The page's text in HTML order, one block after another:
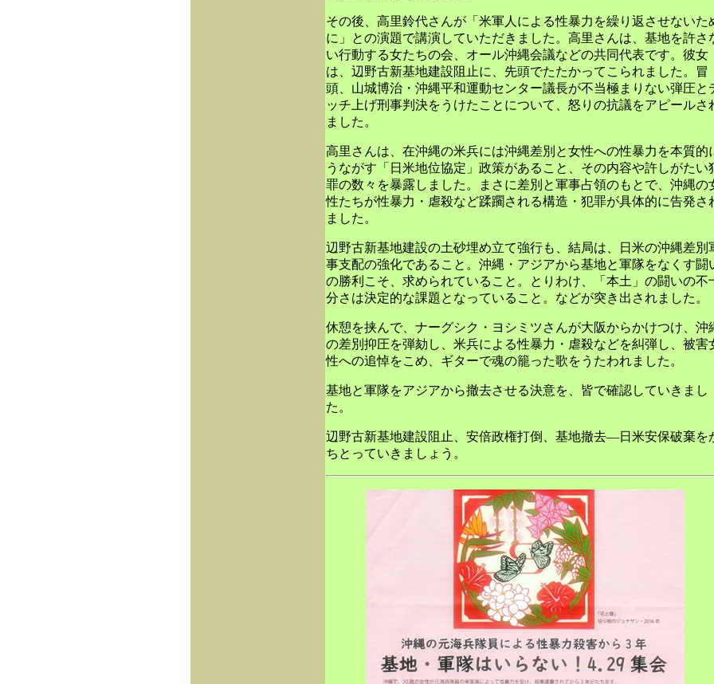
その後、高里鈴代さんが「米軍人による性暴力を繰り返させないた
に」との演題で講演していただきました。高里さんは、基地を許さ
い行動する女たちの会、オール沖縄会議などの共同代表です。彼女
は、辺野古新基地建設阻止に、先頭でたたかってこられました。冒
頭、山城博治・沖縄平和運動センター議長が不当極まりない弾圧と
ッチ上げ刑事判決をうけたことについて、怒りの抗議をアピールさ
ました。
高里さんは、在沖縄の米兵には沖縄差別と女性への性暴力を本質的
うながす「日米地位協定」政策があること、その内容や許しがたい
罪の数々を暴露しました。まさに差別と軍事占領のもとで、沖縄の
性たちが性暴力・虐殺など蹂躙される構造・犯罪が具体的に告発さ
ました。
辺野古新基地建設の土砂埋め立て強行も、結局は、日米の沖縄差別
事支配の強化であること。沖縄・アジアから基地と軍隊をなくす闘
の勝利こそ、求められていること。とりわけ、「本土」の闘いの不
分さは決定的な課題となっていること。などが突き出されました。
休憩を挟んで、ナーグシク・ヨシミツさんが大阪からかけつけ、沖
の差別抑圧を弾劾し、米兵による性暴力・虐殺などを糾弾し、被害
性への追悼をこめ、ギターで魂の籠った歌をうたわれました。
基地と軍隊をアジアから撤去させる決意を、皆で確認していきまし
た。
辺野古新基地建設阻止、安倍政権打倒、基地撤去―日米安保破棄を
ちとっていきましょう。